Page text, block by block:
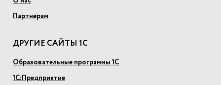
Партнерам
ДРУГИЕ САЙТЫ 1С
Образовательные программы 1С
1С:Предприятие